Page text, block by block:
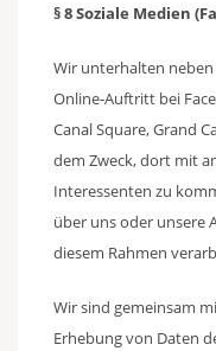
§ 8 Soziale Medien
Wir unterhalten
Online-Auftritt bei
Canal Square, Grand
dem Zweck, dort mit
Interessenten zu
über uns oder unsere
diesem Rahmen
Wir sind gemeinsam
Erhebung von Daten